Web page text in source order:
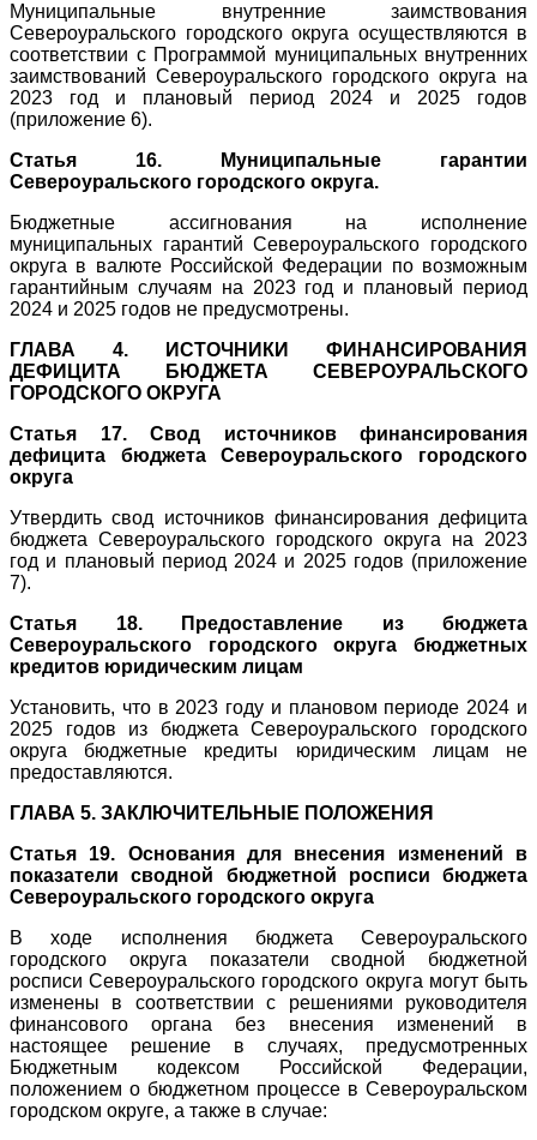
Муниципальные внутренние заимствования
Североуральского городского округа осуществляются в
соответствии с Программой муниципальных внутренних
заимствований Североуральского городского округа на
2023 год и плановый период 2024 и 2025 годов
(приложение 6).
Статья 16. Муниципальные гарантии
Североуральского городского округа.
Бюджетные ассигнования на исполнение
муниципальных гарантий Североуральского городского
округа в валюте Российской Федерации по возможным
гарантийным случаям на 2023 год и плановый период
2024 и 2025 годов не предусмотрены.
ГЛАВА 4. ИСТОЧНИКИ ФИНАНСИРОВАНИЯ
ДЕФИЦИТА БЮДЖЕТА СЕВЕРОУРАЛЬСКОГО
ГОРОДСКОГО ОКРУГА
Статья 17. Свод источников финансирования
дефицита бюджета Североуральского городского
округа
Утвердить свод источников финансирования дефицита
бюджета Североуральского городского округа на 2023
год и плановый период 2024 и 2025 годов (приложение
7).
Статья 18. Предоставление из бюджета
Североуральского городского округа бюджетных
кредитов юридическим лицам
Установить, что в 2023 году и плановом периоде 2024 и
2025 годов из бюджета Североуральского городского
округа бюджетные кредиты юридическим лицам не
предоставляются.
ГЛАВА 5. ЗАКЛЮЧИТЕЛЬНЫЕ ПОЛОЖЕНИЯ
Статья 19. Основания для внесения изменений в
показатели сводной бюджетной росписи бюджета
Североуральского городского округа
В ходе исполнения бюджета Североуральского
городского округа показатели сводной бюджетной
росписи Североуральского городского округа могут быть
изменены в соответствии с решениями руководителя
финансового органа без внесения изменений в
настоящее решение в случаях, предусмотренных
Бюджетным кодексом Российской Федерации,
положением о бюджетном процессе в Североуральском
городском округе, а также в случае: